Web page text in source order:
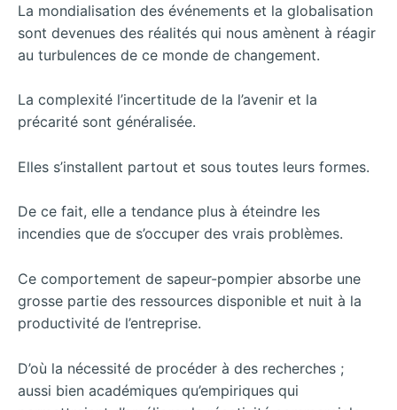
La mondialisation des événements et la globalisation
sont devenues des réalités qui nous amènent à réagir
au turbulences de ce monde de changement.
La complexité l’incertitude de la l’avenir et la
précarité sont généralisée.
Elles s’installent partout et sous toutes leurs formes.
De ce fait, elle a tendance plus à éteindre les
incendies que de s’occuper des vrais problèmes.
Ce comportement de sapeur-pompier absorbe une
grosse partie des ressources disponible et nuit à la
productivité de l’entreprise.
D’où la nécessité de procéder à des recherches ;
aussi bien académiques qu’empiriques qui